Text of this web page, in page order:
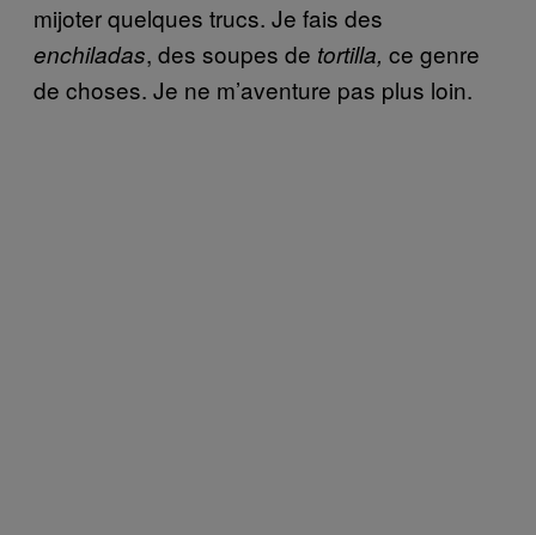
mijoter quelques trucs. Je fais des
enchiladas, des soupes de tortilla, ce genre
de choses. Je ne m’aventure pas plus loin.